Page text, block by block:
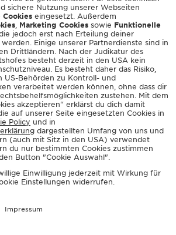
2026 Casinos Austria AG
ENGLISH
playsponsible.at
Nutzungsbedingungen